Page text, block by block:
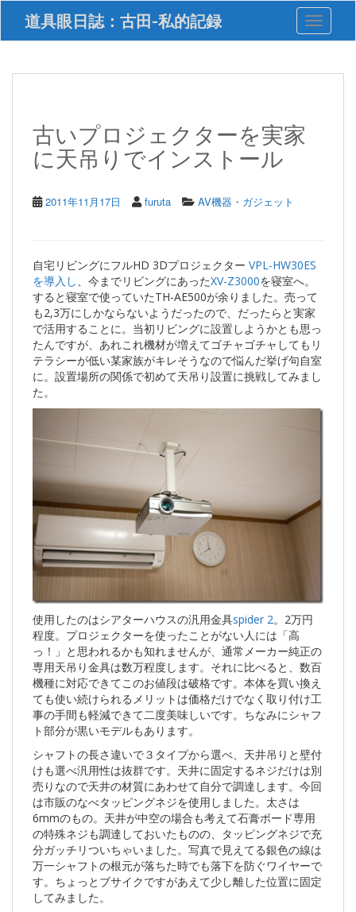
i
道具眼日誌：古田-私的記録 Toggle
古いプロジェクターを実家
に天吊りでインストール
2011年11月17日 furuta AV機器・ガジェット
自宅リビングにフルHD 3Dプロジェクター VPL-HW30ES
を導入し、今までリビングにあったXV-Z3000を寝室へ。
すると寝室で使っていたTH-AE500が余りました。売って
も2,3万にしかならないようだったので、だったらと実家
で活用することに。当初リビングに設置しようかとも思っ
たんですが、あれこれ機材が増えてゴチャゴチャしてもリ
テラシーが低い某家族がキレそうなので悩んだ挙げ句自室
に。設置場所の関係で初めて天吊り設置に挑戦してみまし
た。
使用したのはシアターハウスの汎用金具spider 2。2万円
程度。プロジェクターを使ったことがない人には「高
っ！」と思われるかも知れませんが、通常メーカー純正の
専用天吊り金具は数万程度します。それに比べると、数百
機種に対応できてこのお値段は破格です。本体を買い換え
ても使い続けられるメリットは価格だけでなく取り付け工
事の手間も軽減できて二度美味しいです。ちなみにシャフ
ト部分が黒いモデルもあります。
シャフトの長さ違いで３タイプから選べ、天井吊りと壁付
けも選べ汎用性は抜群です。天井に固定するネジだけは別
売りなので天井の材質にあわせて自分で調達します。今回
は市販のなべタッピングネジを使用しました。太さは
6mmのもの。天井が中空の場合も考えて石膏ボード専用
の特殊ネジも調達しておいたものの、タッピングネジで充
分ガッチリついちゃいました。写真で見えてる銀色の線は
万一シャフトの根元が落ちた時でも落下を防ぐワイヤーで
す。ちょっとブサイクですがあえて少し離した位置に固定
してみました。